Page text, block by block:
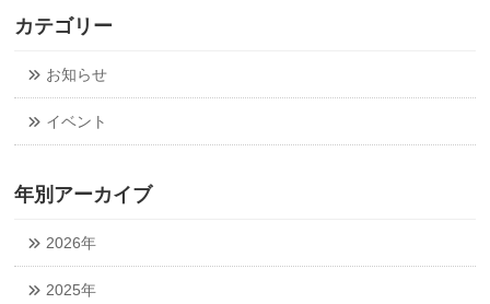
カテゴリー
お知らせ
イベント
年別アーカイブ
2026年
2025年